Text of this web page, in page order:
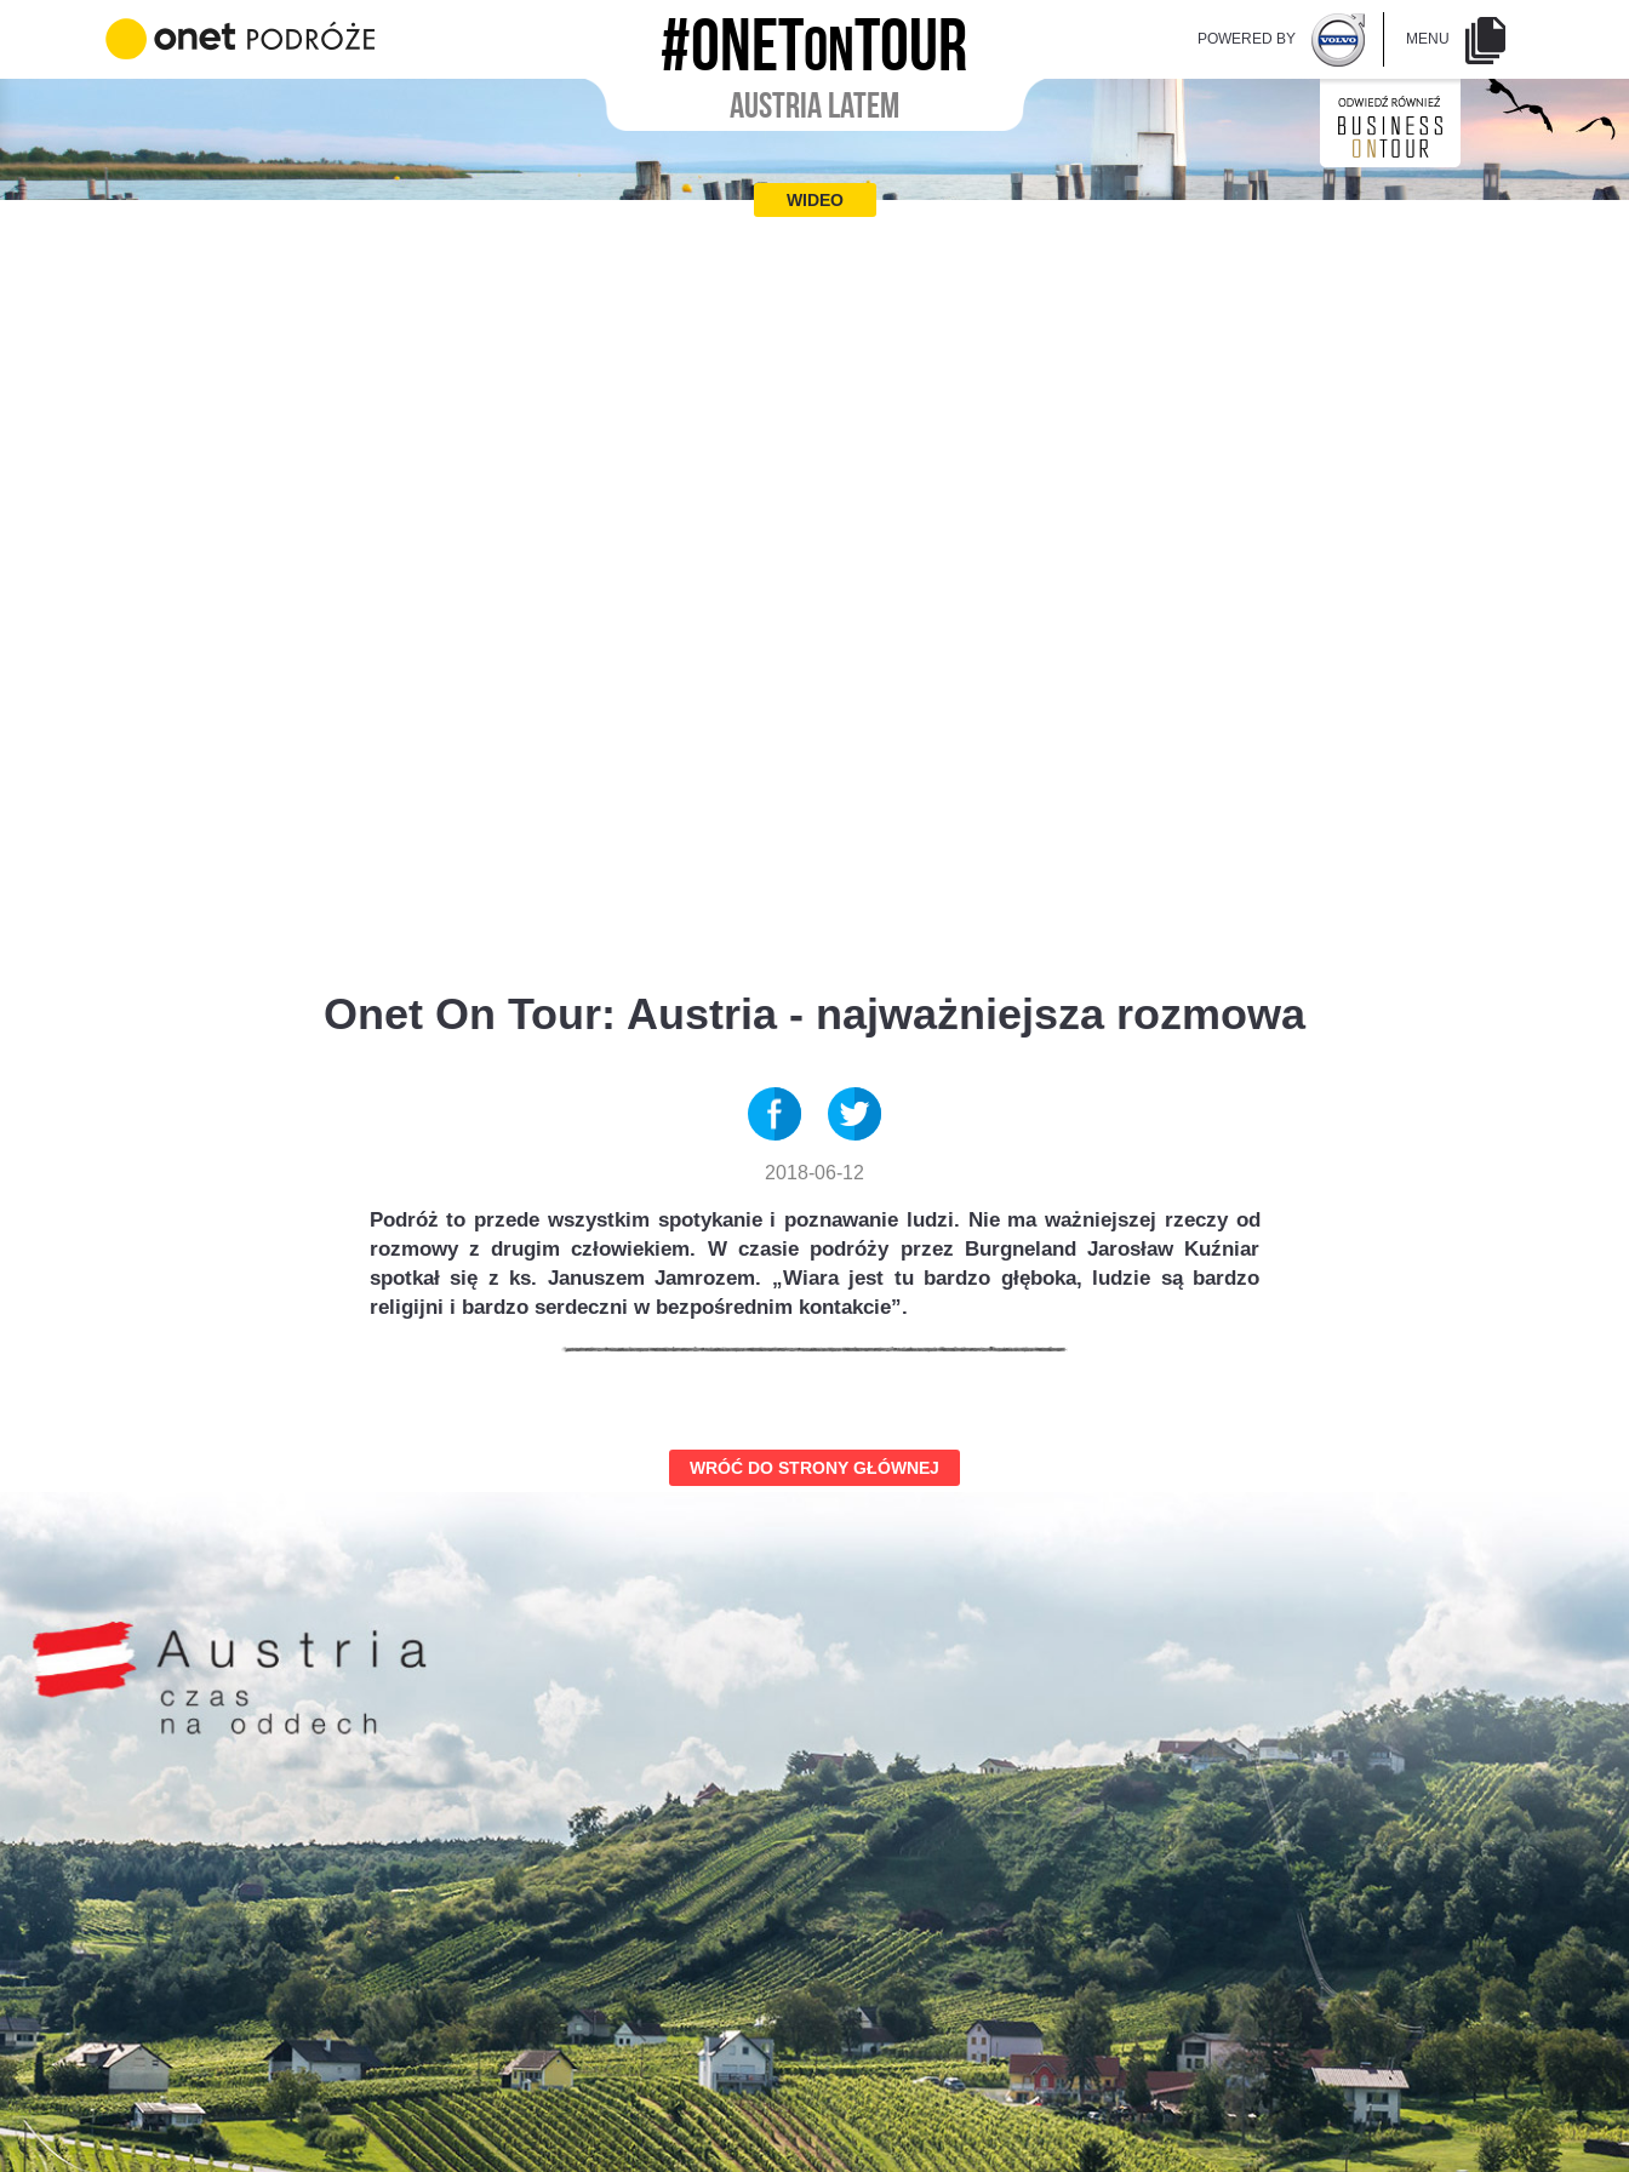
#ONETONTOUR
AUSTRIA LATEM
POWERED BY MENU
WIDEO
Onet On Tour: Austria - najważniejsza rozmowa
2018-06-12
Podróż to przede wszystkim spotykanie i poznawanie ludzi. Nie ma ważniejszej rzeczy od
rozmowy z drugim człowiekiem. W czasie podróży przez Burgneland Jarosław Kuźniar
spotkał się z ks. Januszem Jamrozem. „Wiara jest tu bardzo głęboka, ludzie są bardzo
religijni i bardzo serdeczni w bezpośrednim kontakcie”.
WRÓĆ DO STRONY GŁÓWNEJ